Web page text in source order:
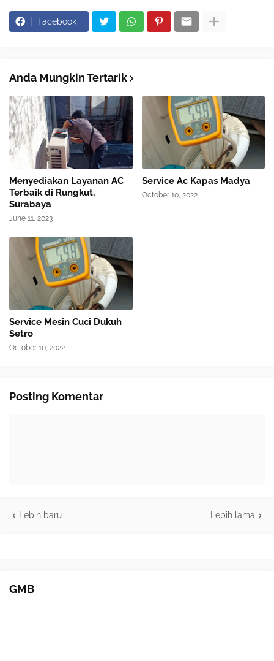
Facebook
Anda Mungkin Tertarik
Menyediakan Layanan AC
Terbaik di Rungkut,
Surabaya
June 11, 2023
Service Ac Kapas Madya
October 10, 2022
Service Mesin Cuci Dukuh
Setro
October 10, 2022
Posting Komentar
Lebih baru Lebih lama
GMB